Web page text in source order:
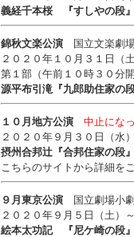
義経千本桜 『すしやの段
錦秋文楽公演 国立文楽劇
２０２０年１０月３１日（
第１部（午前１０時３０分
源平布引滝『九郎助住家の
１０月地方公演
中止にな
２０２０年９月３０日（水
摂州合邦辻『合邦住家の段
こちらのサイトから詳細を
９月東京公演 国立劇場小
２０２０年９月５日（土）
絵本太功記 『尼ケ崎の段